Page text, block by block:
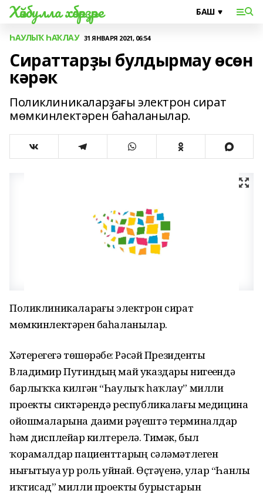
Хәйбулла хәбәрҙәре
ҺАУЛЫҠ ҺАҠЛАУ 31 ЯНВАРЯ 2021, 06:54
Сираттарҙы булдырмау өсөн
кәрәк
Поликлиникаларҙағы электрон сират
мөмкинлектәрен баһаланылар.
Поликлиникаларҙағы электрон сират
мөмкинлектәрен баһаланылар.
Хәтерегеҙгә төшөрәбеҙ: Рәсәй Президенты
Владимир Путиндың май указдары нигеҙендә
барлыҡҡа килгән “Һаулыҡ һаҡлау” милли
проекты сиктәрендә республикалағы медицина
ойошмаларына даими рәүештә терминалдар
һәм дисплейҙар килтерелә. Тимәк, был
ҡорамалдар пациенттарҙың сәләмәтлеген
нығытыуҙа ҙур роль уйнай. Өҫтәүенә, улар “Һанлы
иҡтисад” милли проекты бурыстарын